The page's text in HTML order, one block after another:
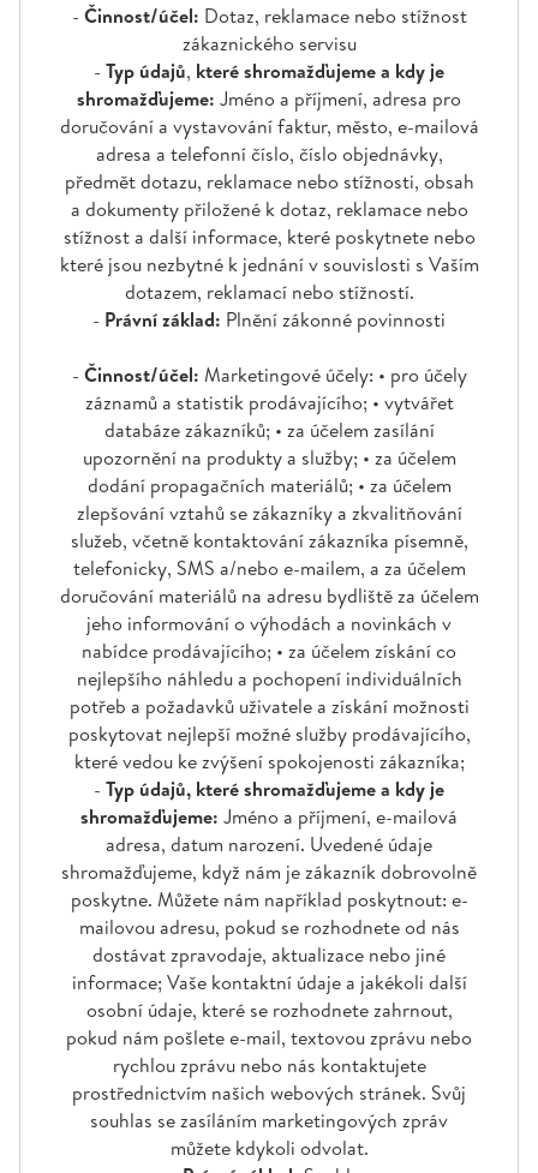
- Činnost/účel: Dotaz, reklamace nebo stížnost
zákaznického servisu
- Typ údajů, které shromažďujeme a kdy je
shromažďujeme: Jméno a příjmení, adresa pro
doručování a vystavování faktur, město, e-mailová
adresa a telefonní číslo, číslo objednávky,
předmět dotazu, reklamace nebo stížnosti, obsah
a dokumenty přiložené k dotaz, reklamace nebo
stížnost a další informace, které poskytnete nebo
které jsou nezbytné k jednání v souvislosti s Vaším
dotazem, reklamací nebo stížností.
- Právní základ: Plnění zákonné povinnosti
- Činnost/účel: Marketingové účely: • pro účely
záznamů a statistik prodávajícího; • vytvářet
databáze zákazníků; • za účelem zasílání
upozornění na produkty a služby; • za účelem
dodání propagačních materiálů; • za účelem
zlepšování vztahů se zákazníky a zkvalitňování
služeb, včetně kontaktování zákazníka písemně,
telefonicky, SMS a/nebo e-mailem, a za účelem
doručování materiálů na adresu bydliště za účelem
jeho informování o výhodách a novinkách v
nabídce prodávajícího; • za účelem získání co
nejlepšího náhledu a pochopení individuálních
potřeb a požadavků uživatele a získání možnosti
poskytovat nejlepší možné služby prodávajícího,
které vedou ke zvýšení spokojenosti zákazníka;
- Typ údajů, které shromažďujeme a kdy je
shromažďujeme: Jméno a příjmení, e-mailová
adresa, datum narození. Uvedené údaje
shromažďujeme, když nám je zákazník dobrovolně
poskytne. Můžete nám například poskytnout: e-
mailovou adresu, pokud se rozhodnete od nás
dostávat zpravodaje, aktualizace nebo jiné
informace; Vaše kontaktní údaje a jakékoli další
osobní údaje, které se rozhodnete zahrnout,
pokud nám pošlete e-mail, textovou zprávu nebo
rychlou zprávu nebo nás kontaktujete
prostřednictvím našich webových stránek. Svůj
souhlas se zasíláním marketingových zpráv
můžete kdykoli odvolat.